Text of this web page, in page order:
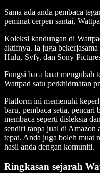
Sama ada anda pembaca
peminat cerpen santai,
Koleksi kandungan di
aktifnya. Ia juga
Hulu, Syfy, dan Sony
Fungsi baca kuat mengubah
Wattpad satu perkhidmatan
Platform ini memenuhi
baru, pembaca setia, pencari
membaca seperti disleksia
sendiri tanpa jual di Amazon
tepat. Anda juga boleh muat
hasil anda dengan komuniti.
Ringkasan sejarah